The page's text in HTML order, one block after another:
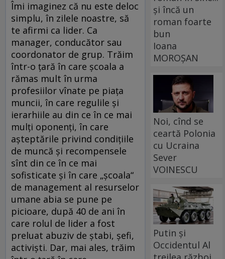
Îmi imaginez că nu este deloc
simplu, în zilele noastre, să
te afirmi ca lider. Ca
manager, conducător sau
coordonator de grup. Trăim
într-o țară în care școala a
rămas mult în urma
profesiilor vînate pe piața
muncii, în care regulile și
ierarhiile au din ce în ce mai
mulți oponenți, în care
așteptările privind condițiile
de muncă și recompensele
sînt din ce în ce mai
sofisticate și în care „școala“
de management al resurselor
umane abia se pune pe
picioare, după 40 de ani în
care rolul de lider a fost
preluat abuziv de ștabi, șefi,
activiști. Dar, mai ales, trăim
și încă un
roman foarte
bun
Ioana
MOROȘAN
Noi, cînd se
ceartă Polonia
cu Ucraina
Sever
VOINESCU
Putin și
Occidentul Al